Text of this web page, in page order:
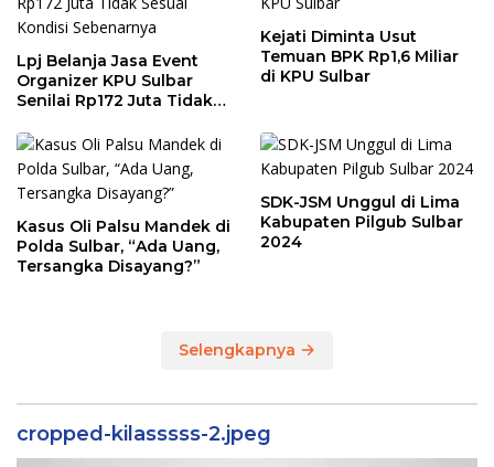
Lpj Belanja Jasa Event
Organizer KPU Sulbar
Senilai Rp172 Juta Tidak
Sebenarnya
Kejati Diminta Usut
Temuan BPK Rp1,6 Miliar
di KPU Sulbar
Kasus Oli Palsu Mandek di
Polda Sulbar, “Ada Uang,
Tersangka Disayang?”
SDK-JSM Unggul di Lima
Kabupaten Pilgub Sulbar
2024
Selengkapnya
cropped-kilasssss-2.jpeg